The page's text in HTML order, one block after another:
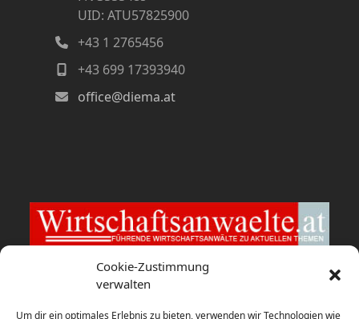
Cookie-Zustimmung
verwalten
Um dir ein optimales Erlebnis zu bieten, verwenden wir Technologien wie
UID: ATU57825900
+43 1 2765456
+43 699 17393940
office@diema.at
Wirtschaftsanwaelte.at